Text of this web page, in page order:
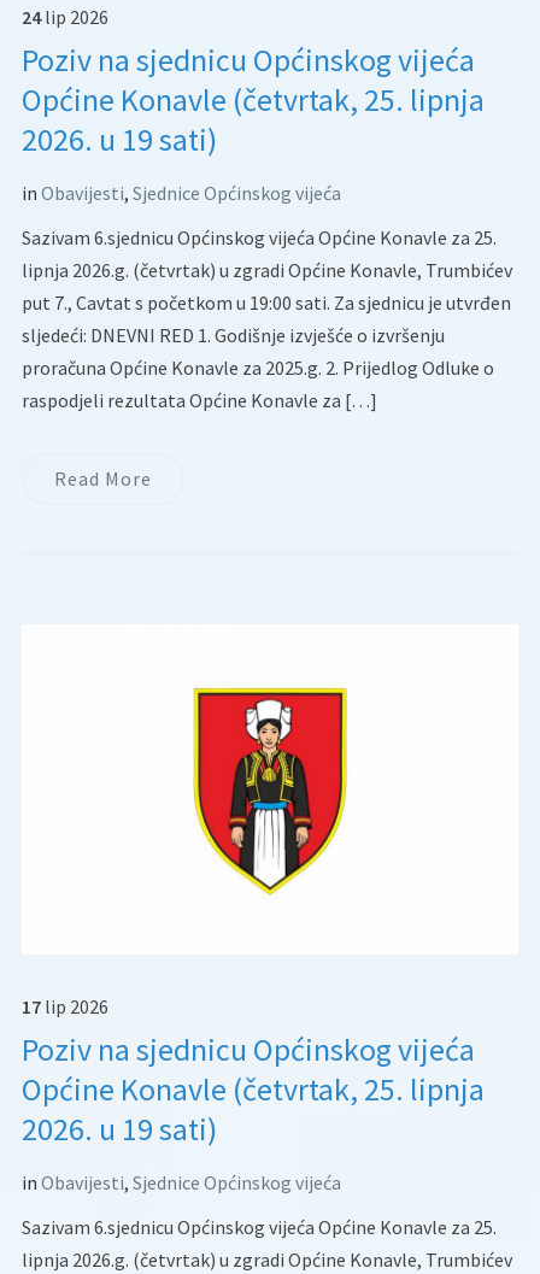
24 lip 2026
Poziv na sjednicu Općinskog vijeća
Općine Konavle (četvrtak, 25. lipnja
2026. u 19 sati)
in Obavijesti, Sjednice Općinskog vijeća
Sazivam 6.sjednicu Općinskog vijeća Općine Konavle za 25.
lipnja 2026.g. (četvrtak) u zgradi Općine Konavle, Trumbićev
put 7., Cavtat s početkom u 19:00 sati. Za sjednicu je utvrđen
sljedeći: DNEVNI RED 1. Godišnje izvješće o izvršenju
proračuna Općine Konavle za 2025.g. 2. Prijedlog Odluke o
raspodjeli rezultata Općine Konavle za […]
Read More
17 lip 2026
Poziv na sjednicu Općinskog vijeća
Općine Konavle (četvrtak, 25. lipnja
2026. u 19 sati)
in Obavijesti, Sjednice Općinskog vijeća
Sazivam 6.sjednicu Općinskog vijeća Općine Konavle za 25.
lipnja 2026.g. (četvrtak) u zgradi Općine Konavle, Trumbićev